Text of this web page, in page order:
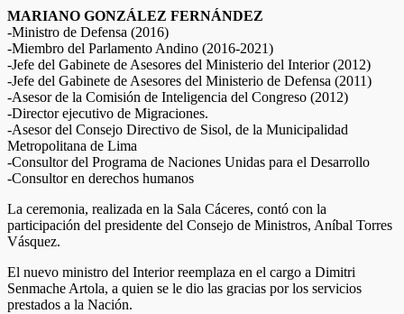
MARIANO GONZÁLEZ FERNÁNDEZ
-Ministro de Defensa (2016)
-Miembro del Parlamento Andino (2016-2021)
-Jefe del Gabinete de Asesores del Ministerio del Interior (2012)
-Jefe del Gabinete de Asesores del Ministerio de Defensa (2011)
-Asesor de la Comisión de Inteligencia del Congreso (2012)
-Director ejecutivo de Migraciones.
-Asesor del Consejo Directivo de Sisol, de la Municipalidad
Metropolitana de Lima
-Consultor del Programa de Naciones Unidas para el Desarrollo
-Consultor en derechos humanos
La ceremonia, realizada en la Sala Cáceres, contó con la
participación del presidente del Consejo de Ministros, Aníbal Torres
Vásquez.
El nuevo ministro del Interior reemplaza en el cargo a Dimitri
Senmache Artola, a quien se le dio las gracias por los servicios
prestados a la Nación.